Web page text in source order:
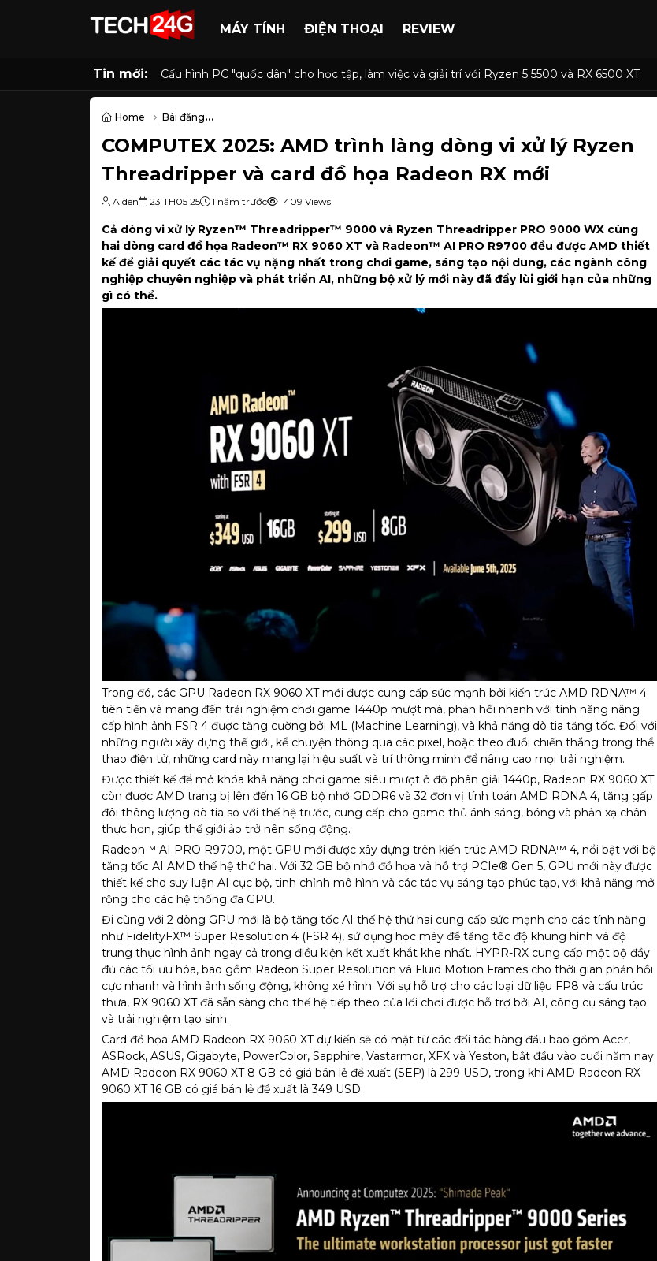
MÁY TÍNH ĐIỆN THOẠI REVIEW
Tin mới: Cấu hình PC "quốc dân" cho học tập, làm việc và giải trí với Ryzen 5 5500 và RX 6500 XT
Home
Bài đăng
COMPUTEX 2025: AMD trình làng dòng vi xử lý Ryzen
Threadripper và card đồ họa Radeon RX mới
Aiden 23 TH05 25 1 năm trước 409 Views
Cả dòng vi xử lý Ryzen™ Threadripper™ 9000 và Ryzen Threadripper PRO 9000 WX cùng
hai dòng card đồ họa Radeon™ RX 9060 XT và Radeon™ AI PRO R9700 đều được AMD thiết
kế để giải quyết các tác vụ nặng nhất trong chơi game, sáng tạo nội dung, các ngành công
nghiệp chuyên nghiệp và phát triển AI, những bộ xử lý mới này đã đẩy lùi giới hạn của những
gì có thể.
Trong đó, các GPU Radeon RX 9060 XT mới được cung cấp sức mạnh bởi kiến trúc AMD RDNA™ 4
tiên tiến và mang đến trải nghiệm chơi game 1440p mượt mà, phản hồi nhanh với tính năng nâng
cấp hình ảnh FSR 4 được tăng cường bởi ML (Machine Learning), và khả năng dò tia tăng tốc. Đối với
những người xây dựng thế giới, kể chuyện thông qua các pixel, hoặc theo đuổi chiến thắng trong thể
thao điện tử, những card này mang lại hiệu suất và trí thông minh để nâng cao mọi trải nghiệm.
Được thiết kế để mở khóa khả năng chơi game siêu mượt ở độ phân giải 1440p, Radeon RX 9060 XT
còn được AMD trang bị lên đến 16 GB bộ nhớ GDDR6 và 32 đơn vị tính toán AMD RDNA 4, tăng gấp
đôi thông lượng dò tia so với thế hệ trước, cung cấp cho game thủ ánh sáng, bóng và phản xạ chân
thực hơn, giúp thế giới ảo trở nên sống động.
Radeon™ AI PRO R9700, một GPU mới được xây dựng trên kiến trúc AMD RDNA™ 4, nổi bật với bộ
tăng tốc AI AMD thế hệ thứ hai. Với 32 GB bộ nhớ đồ họa và hỗ trợ PCIe® Gen 5, GPU mới này được
thiết kế cho suy luận AI cục bộ, tinh chỉnh mô hình và các tác vụ sáng tạo phức tạp, với khả năng mở
rộng cho các hệ thống đa GPU.
Đi cùng với 2 dòng GPU mới là bộ tăng tốc AI thế hệ thứ hai cung cấp sức mạnh cho các tính năng
như FidelityFX™ Super Resolution 4 (FSR 4), sử dụng học máy để tăng tốc độ khung hình và độ
trung thực hình ảnh ngay cả trong điều kiện kết xuất khắt khe nhất. HYPR-RX cung cấp một bộ đầy
đủ các tối ưu hóa, bao gồm Radeon Super Resolution và Fluid Motion Frames cho thời gian phản hồi
cực nhanh và hình ảnh sống động, không xé hình. Với sự hỗ trợ cho các loại dữ liệu FP8 và cấu trúc
thưa, RX 9060 XT đã sẵn sàng cho thế hệ tiếp theo của lối chơi được hỗ trợ bởi AI, công cụ sáng tạo
và trải nghiệm tạo sinh.
Card đồ họa AMD Radeon RX 9060 XT dự kiến sẽ có mặt từ các đối tác hàng đầu bao gồm Acer,
ASRock, ASUS, Gigabyte, PowerColor, Sapphire, Vastarmor, XFX và Yeston, bắt đầu vào cuối năm nay.
AMD Radeon RX 9060 XT 8 GB có giá bán lẻ đề xuất (SEP) là 299 USD, trong khi AMD Radeon RX
9060 XT 16 GB có giá bán lẻ đề xuất là 349 USD.